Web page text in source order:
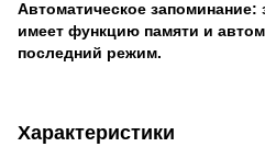
Автоматическое запоминание:
имеет функцию памяти и
последний режим.
Характеристики